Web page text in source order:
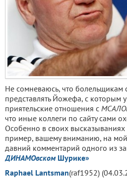
Не сомневаюсь, что болельщикам
представлять Йожефа, с которым
приятельские отношения с
что иные коллеги по сайту сами
Особенно в своих высказываниях
пример, вашему вниманию, на мой
давний комментарий одного из
ДИНАМОвскомШурике»
Raphael Lantsman(raf1952)